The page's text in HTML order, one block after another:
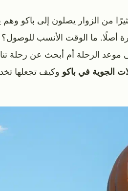
من الزوار يصلون إلى باكو
أصلًا. ما الوقت الأنسب
موعد الرحلة أم أبحث عن رحلة
الجوية في باكو وكيف تجعلها